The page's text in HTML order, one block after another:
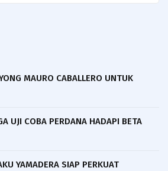
MAURO CABALLERO UNTUK
UJI COBA PERDANA HADAPI BETA
YAMADERA SIAP PERKUAT